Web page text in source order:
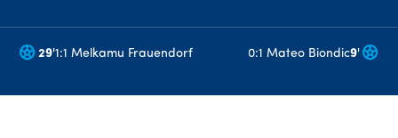
VEREIN
29'1:1 Melkamu Frauendorf 0:1 Mateo Biondic9'